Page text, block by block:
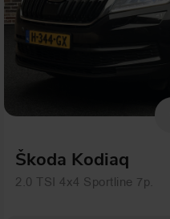
Škoda Kodiaq
2.0 TSI 4x4 Sportline 7p.